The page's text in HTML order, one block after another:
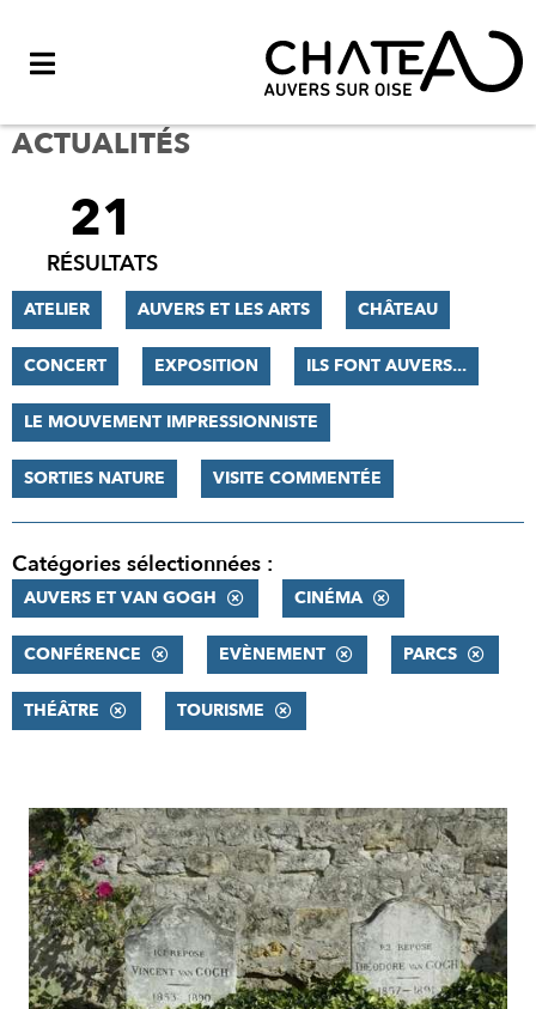
ACTUALITÉS
FILTRER
RÉSULTATS
21
RÉSULTATS
ATELIER AUVERS ET LES ARTS CHÂTEAU
CONCERT EXPOSITION ILS FONT AUVERS...
LE MOUVEMENT IMPRESSIONNISTE
SORTIES NATURE VISITE COMMENTÉE
Catégories sélectionnées :
AUVERS ET VAN GOGH CINÉMA
CONFÉRENCE EVÈNEMENT PARCS
THÉÂTRE TOURISME
RÉSULTATS